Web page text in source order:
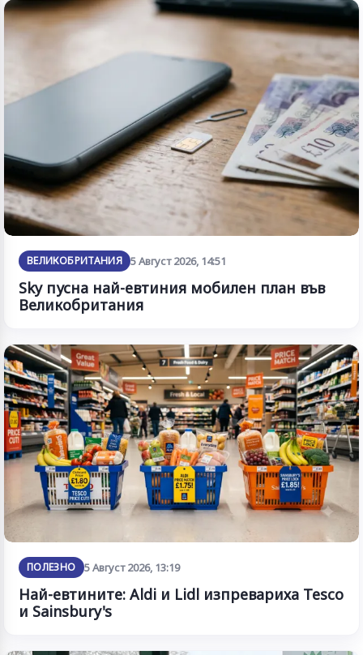
ВЕЛИКОБРИТАНИЯ 5 Август 2026, 14:51
Sky пусна най-евтиния мобилен план във
Великобритания
ПОЛЕЗНО 5 Август 2026, 13:19
Най-евтините: Aldi и Lidl изпревариха Tesco
и Sainsbury's